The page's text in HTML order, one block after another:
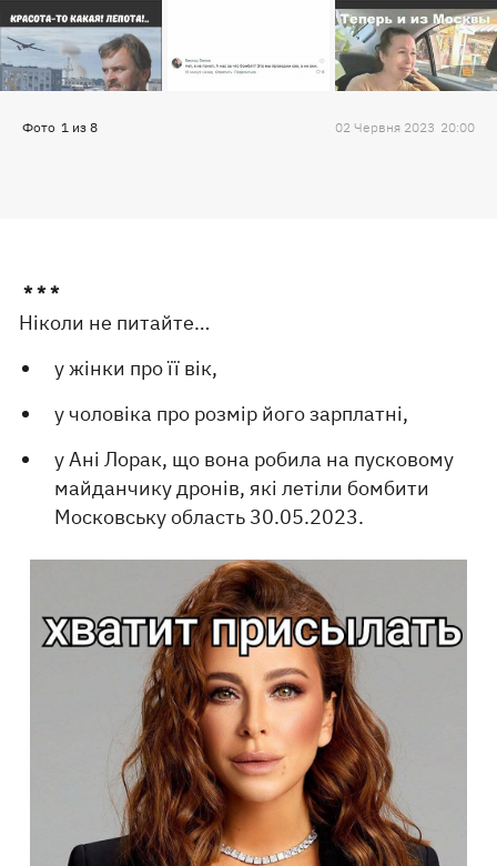
Фото 1 из 8 02 Червня 2023 20:00
* * *
Ніколи не питайте…
у жінки про її вік,
у чоловіка про розмір його зарплатні,
у Ані Лорак, що вона робила на пусковому
майданчику дронів, які летіли бомбити
Московську область 30.05.2023.